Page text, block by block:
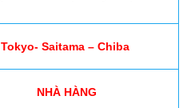
Tokyo- Saitama – Chiba
NHÀ HÀNG